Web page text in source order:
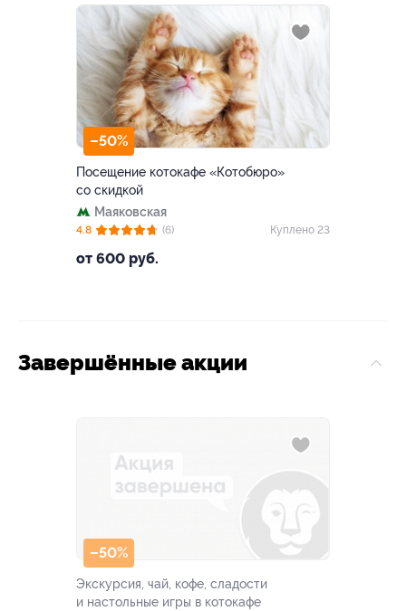
–50%
Посещение котокафе «Котобюро»
со скидкой
Маяковская
от 600 руб.
4.8 (6) Куплено 23
Завершённые акции
–50%
Экскурсия, чай, кофе, сладости
и настольные игры в котокафе